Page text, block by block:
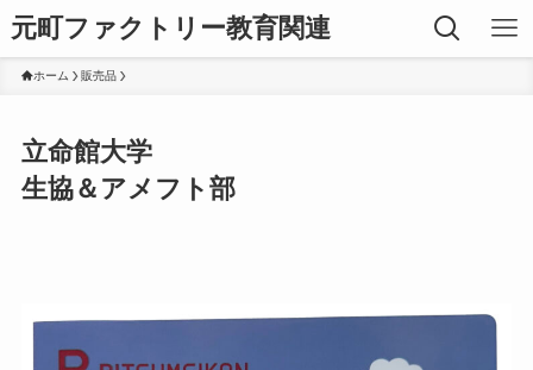
元町ファクトリー教育関連
ホーム 販売品
立命館大学
生協＆アメフト部